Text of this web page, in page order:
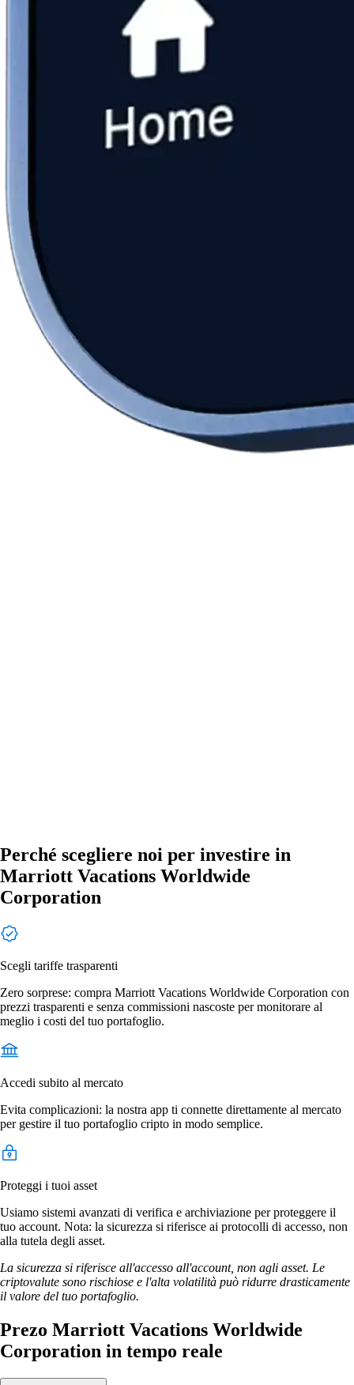
Perché scegliere noi per investire in
Marriott Vacations Worldwide
Corporation
Scegli tariffe trasparenti
Zero sorprese: compra Marriott Vacations Worldwide Corporation con
prezzi trasparenti e senza commissioni nascoste per monitorare al
meglio i costi del tuo portafoglio.
Accedi subito al mercato
Evita complicazioni: la nostra app ti connette direttamente al mercato
per gestire il tuo portafoglio cripto in modo semplice.
Proteggi i tuoi asset
Usiamo sistemi avanzati di verifica e archiviazione per proteggere il
tuo account. Nota: la sicurezza si riferisce ai protocolli di accesso, non
alla tutela degli asset.
La sicurezza si riferisce all'accesso all'account, non agli asset. Le
criptovalute sono rischiose e l'alta volatilità può ridurre drasticamente
il valore del tuo portafoglio.
Prezo Marriott Vacations Worldwide
Corporation in tempo reale